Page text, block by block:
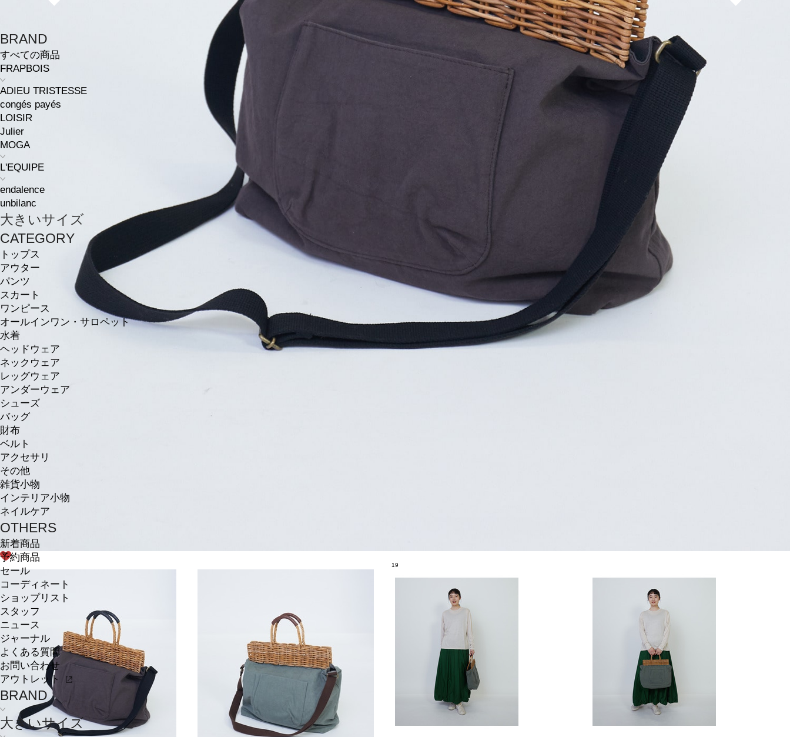
BRAND
すべての商品
FRAPBOIS
ADIEU TRISTESSE
congés payés
LOISIR
Julier
MOGA
L'EQUIPE
endalence
unbilanc
大きいサイズ
CATEGORY
トップス
アウター
パンツ
スカート
ワンピース
オールインワン・サロペット
水着
ヘッドウェア
ネックウェア
レッグウェア
アンダーウェア
シューズ
バッグ
財布
ベルト
アクセサリ
その他
雑貨小物
インテリア小物
ネイルケア
OTHERS
新着商品
予約商品
セール
コーディネート
ショップリスト
スタッフ
ニュース
ジャーナル
よくある質問
お問い合わせ
アウトレット
BRAND
大きいサイズ
19